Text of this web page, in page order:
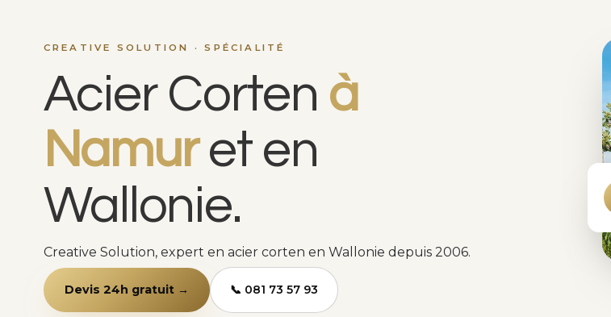
CREATIVE SOLUTION · SPÉCIALITÉ
Acier Corten à
Namuret en
Wallonie.
Creative Solution, expert en acier corten en Wallonie depuis 2006.
Devis 24h gratuit → 📞 081 73 57 93